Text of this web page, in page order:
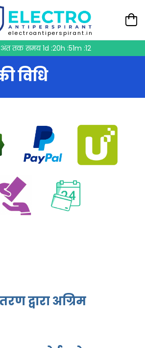
electroantiperspirant.in
तक समय1d :20h :51m :11
विधि
द्वारा अग्रिम